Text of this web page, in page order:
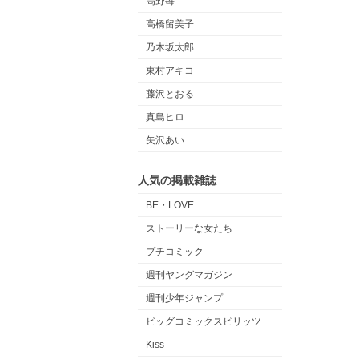
高橋留美子
乃木坂太郎
東村アキコ
藤沢とおる
真島ヒロ
矢沢あい
人気の掲載雑誌
BE・LOVE
ストーリーな女たち
プチコミック
週刊ヤングマガジン
週刊少年ジャンプ
ビッグコミックスピリッツ
Kiss